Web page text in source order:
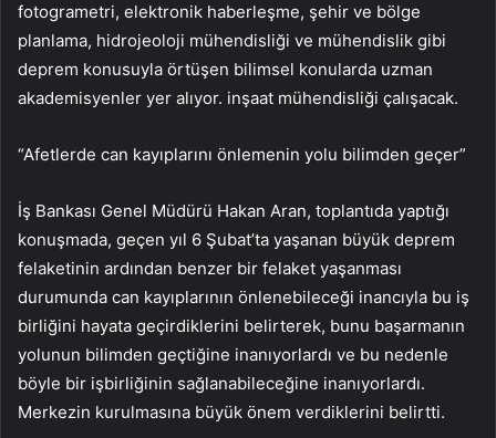
fotogrametri, elektronik haberleşme, şehir ve bölge
planlama, hidrojeoloji mühendisliği ve mühendislik gibi
deprem konusuyla örtüşen bilimsel konularda uzman
akademisyenler yer alıyor. inşaat mühendisliği çalışacak.
“Afetlerde can kayıplarını önlemenin yolu bilimden geçer”
İş Bankası Genel Müdürü Hakan Aran, toplantıda yaptığı
konuşmada, geçen yıl 6 Şubat’ta yaşanan büyük deprem
felaketinin ardından benzer bir felaket yaşanması
durumunda can kayıplarının önlenebileceği inancıyla bu iş
birliğini hayata geçirdiklerini belirterek, bunu başarmanın
yolunun bilimden geçtiğine inanıyorlardı ve bu nedenle
böyle bir işbirliğinin sağlanabileceğine inanıyorlardı.
Merkezin kurulmasına büyük önem verdiklerini belirtti.